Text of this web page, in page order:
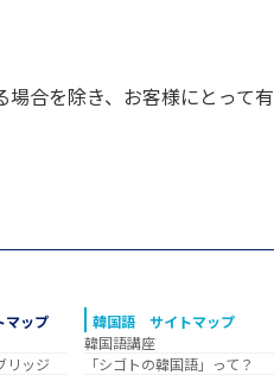
場合を除き、お客様にとって
マップ
リッジ
韓国語 サイトマップ
韓国語講座
「シゴトの韓国語」って？